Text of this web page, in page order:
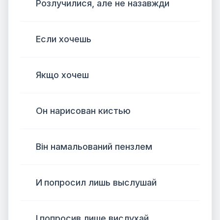
Розлучилися, але не назавжди
Если хочешь
Якщо хочеш
Он нарисован кистью
Він намальований пензлем
И попросил лишь выслушай